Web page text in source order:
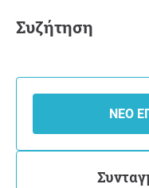
Συζήτηση
ΝΈΟ